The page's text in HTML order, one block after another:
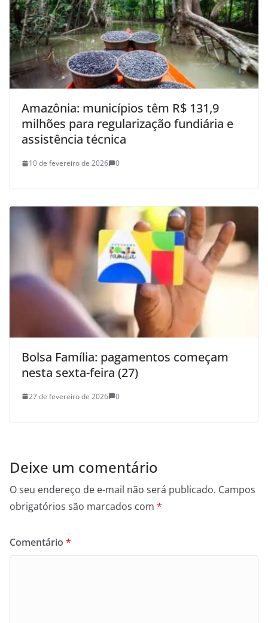
Amazônia: municípios têm R$ 131,9
milhões para regularização fundiária e
assistência técnica
10 de fevereiro de 2026 0
Bolsa Família: pagamentos começam
nesta sexta-feira (27)
27 de fevereiro de 2026 0
Deixe um comentário
O seu endereço de e-mail não será publicado. Campos
obrigatórios são marcados com *
Comentário *